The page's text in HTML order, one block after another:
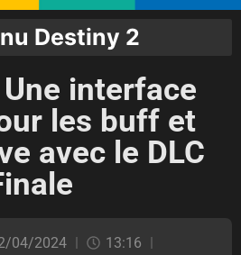
Destiny 2
interface
les buff et
avec le DLC
04/2024
13:16